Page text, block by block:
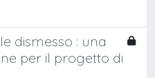
dismesso : una
per il progetto di